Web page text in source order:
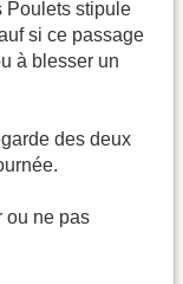
Poulets stipule
si ce passage
à blesser un
des deux
ou ne pas